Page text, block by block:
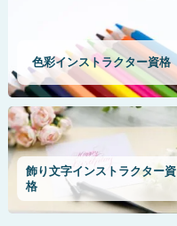
色彩インストラクター資格
飾り文字インストラクター資
格